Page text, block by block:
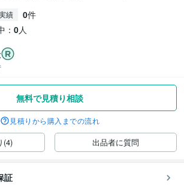
績 0件
： 0人
無料で見積り相談
見積りから購入までの流れ
(4) 出品者に質問
証